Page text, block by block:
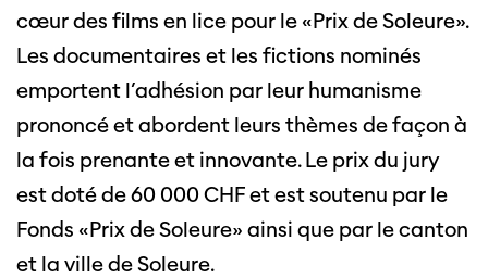
cœur des films en lice pour le «Prix de Soleure».
Les documentaires et les fictions nominés
emportent l’adhésion par leur humanisme
prononcé et abordent leurs thèmes de façon à
la fois prenante et innovante. Le prix du jury
est doté de 60 000 CHF et est soutenu par le
Fonds «Prix de Soleure» ainsi que par le canton
et la ville de Soleure.